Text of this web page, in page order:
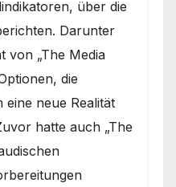
über die
Darunter
von „The Media
die
neue Realität
hatte auch „The